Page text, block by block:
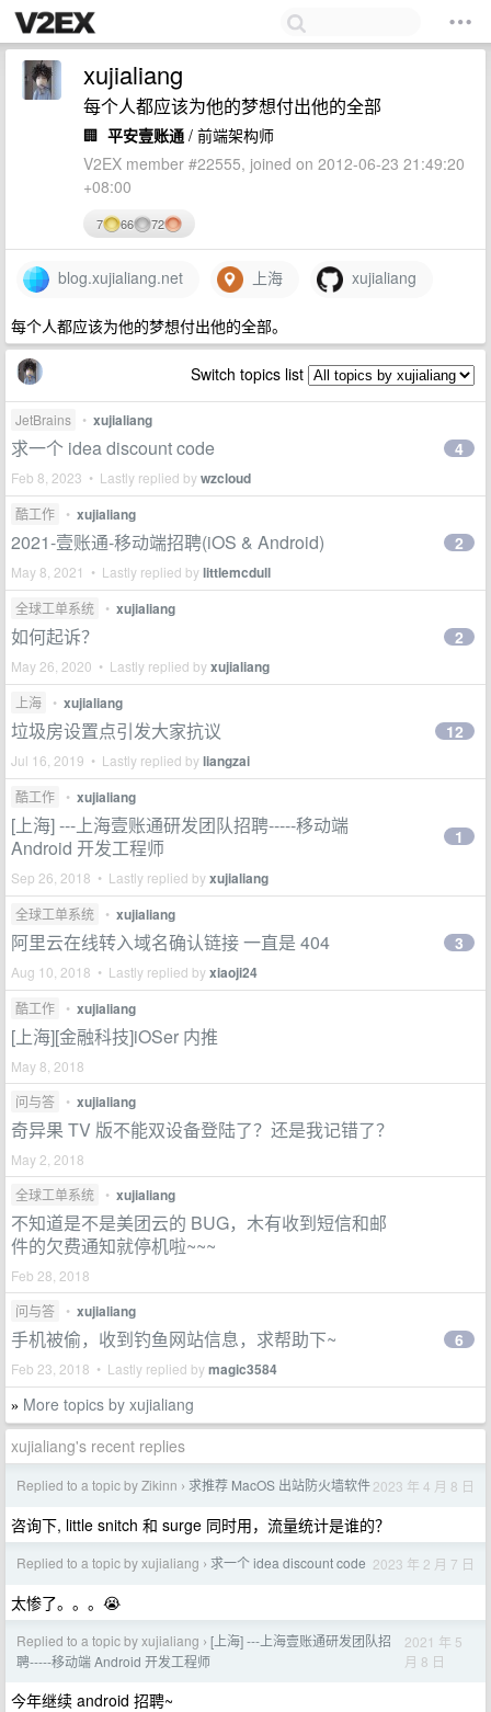
xujialiang
每个人都应该为他的梦想付出他的全部
🏢 平安壹账通 / 前端架构师
V2EX member #22555, joined on 2012-06-23 21:49:20
+08:00
7 66 72
blog.xujialiang.net 上海 xujialiang
每个人都应该为他的梦想付出他的全部。
Switch topics list
JetBrains • xujialiang
求一个 idea discount code
Feb 8, 2023 • Lastly replied bywzcloud
4
酷工作 • xujialiang
2021-壹账通-移动端招聘(iOS & Android)
May 8, 2021 • Lastly replied bylittlemcdull
2
全球工单系统 • xujialiang
如何起诉？
May 26, 2020 • Lastly replied byxujialiang
2
上海 • xujialiang
垃圾房设置点引发大家抗议
Jul 16, 2019 • Lastly replied byliangzai
12
酷工作 • xujialiang
[上海] ---上海壹账通研发团队招聘-----移动端
Android 开发工程师
Sep 26, 2018 • Lastly replied byxujialiang
1
全球工单系统 • xujialiang
阿里云在线转入域名确认链接 一直是 404
Aug 10, 2018 • Lastly replied byxiaoji24
3
酷工作 • xujialiang
[上海][金融科技]iOSer 内推
May 8, 2018
问与答
• xujialiang
奇异果 TV 版不能双设备登陆了？还是我记错了？
May 2, 2018
全球工单系统
• xujialiang
不知道是不是美团云的 BUG，木有收到短信和邮
件的欠费通知就停机啦~~~
Feb 28, 2018
问与答
• xujialiang
手机被偷，收到钓鱼网站信息，求帮助下~
Feb 23, 2018 • Lastly replied bymagic3584
6
» More topics by xujialiang
xujialiang's recent replies
Replied to a topic by Zikinn › 求推荐 MacOS 出站防火墙软件2023 年 4 月 8 日
咨询下, little snitch 和 surge 同时用，流量统计是谁的？
Replied to a topic by xujialiang › 求一个 idea discount code 2023 年 2 月 7 日
太惨了。。。😭
Replied to a topic by xujialiang › [上海] ---上海壹账通研发团队招
聘-----移动端 Android 开发工程师
2021 年 5
月 8 日
今年继续 android 招聘~